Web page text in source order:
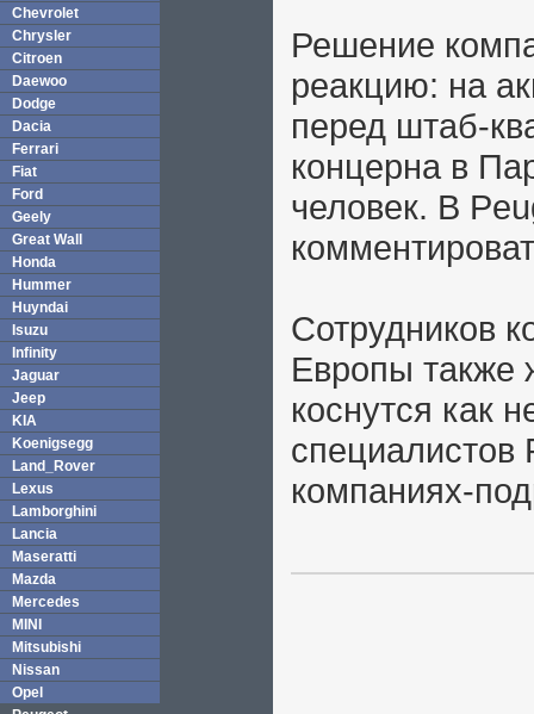
Chevrolet
Chrysler
Citroen
Daewoo
Dodge
Dacia
Ferrari
Fiat
Ford
Geely
Great Wall
Honda
Hummer
Huyndai
Isuzu
Infinity
Jaguar
Jeep
KIA
Koenigsegg
Land_Rover
Lexus
Lamborghini
Lancia
Maseratti
Mazda
Mercedes
MINI
Mitsubishi
Nissan
Opel
Решение
реакцию: на
перед штаб-
концерна в
человек. В
Сотрудников
Европы также
коснутся как
специалистов
компаниях-